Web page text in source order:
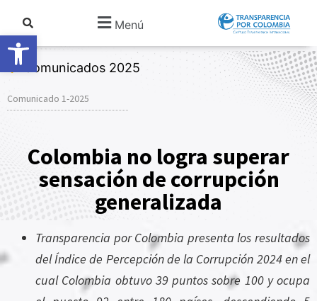
Abrir barra de herramientas
Menú
Comunicados 2025
Comunicado 1-2025
Colombia no logra superar
sensación de corrupción
generalizada
Transparencia por Colombia presenta los resultados
del Índice de Percepción de la Corrupción 2024 en el
cual Colombia obtuvo 39 puntos sobre 100 y ocupa